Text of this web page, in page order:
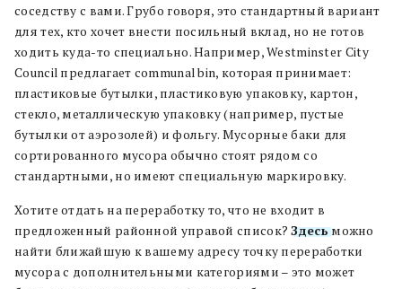
соседству с вами. Грубо говоря, это стандартный вариант
для тех, кто хочет внести посильный вклад, но не готов
ходить куда-то специально. Например, Westminster City
Council предлагает communal bin, которая принимает:
пластиковые бутылки, пластиковую упаковку, картон,
стекло, металлическую упаковку (например, пустые
бутылки от аэрозолей) и фольгу. Мусорные баки для
сортированного мусора обычно стоят рядом со
стандартными, но имеют специальную маркировку.
Хотите отдать на переработку то, что не входит в
предложенный районной управой список?Здесьможно
найти ближайшую к вашему адресу точку переработки
мусора с дополнительными категориями – это может